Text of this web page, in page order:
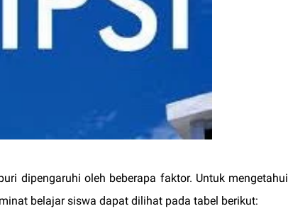
dipengaruhi oleh beberapa faktor. Untuk mengetahui
belajar siswa dapat dilihat pada tabel berikut: